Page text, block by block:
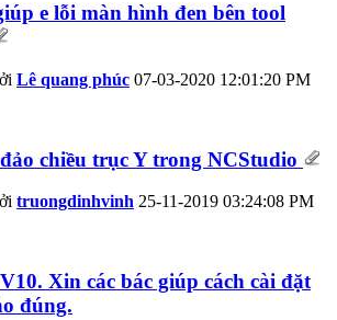
e lỗi màn hình đen bên tool
Lê quang phúc 07-03-2020 12:01:20 PM
chiều trục Y trong NCStudio
truongdinhvinh 25-11-2019 03:24:08 PM
Xin các bác giúp cách cài đặt
đúng.